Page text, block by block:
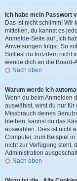
Ich habe mein Passwort
Das ist nicht schlimm! Wir
mitteilen, du kannst es
Anmelde-Seite auf „Ich
Anweisungen folgst. So
Solltest du trotzdem nicht
wende dich an die Board-
Nach oben
Warum werde ich
Wenn du beim Anmelden
auswählst, wirst du nur
Missbrauch deines
bleiben, kannst du das
auswählen. Dies ist nicht
Computer, zum Beispiel
nicht zur Verfügung steht,
Administration
Nach oben